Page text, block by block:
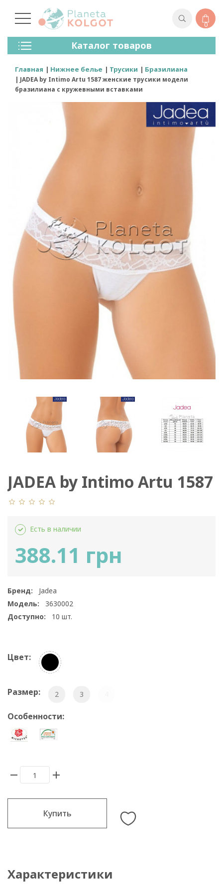
0
Каталог товаров
Колготки
Чулки
Лосины (леггинсы)
Носки И Гольфы
Спортивная Одежда
Главная Нижнее белье Трусики Бразилиана
JADEA by Intimo Artu 1587 женские трусики модели
бразилиана с кружевными вставками
JADEA by Intimo Artu 1587
Есть в наличии
388.11 грн
Бренд:
Jadea
Модель:
3630002
Доступно:
10 шт.
Цвет:
Размер: 2 3
Особенности:
Купить
Характеристики